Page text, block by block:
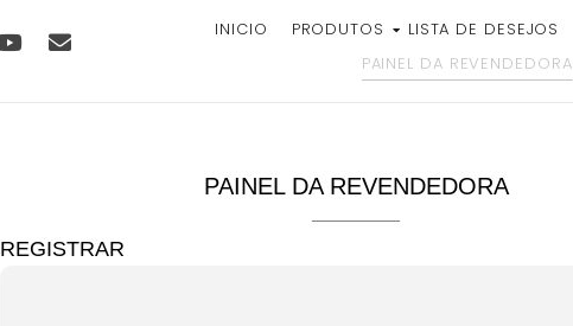
INICIO PRODUTOS LISTA DE DESEJOS
PAINEL DA REVENDEDORA
PAINEL DA REVENDEDORA
REGISTRAR